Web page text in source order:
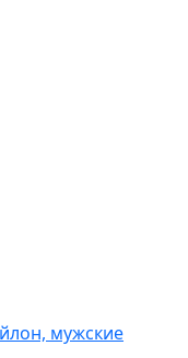
мужские